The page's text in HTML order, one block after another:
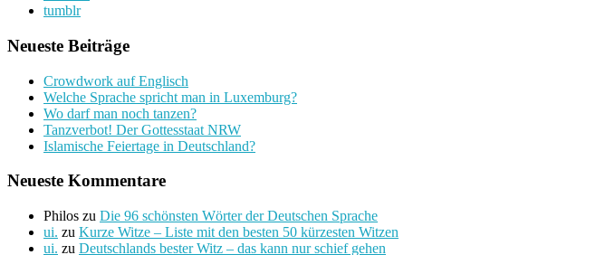
tumblr
Neueste Beiträge
Crowdwork auf Englisch
Welche Sprache spricht man in Luxemburg?
Wo darf man noch tanzen?
Tanzverbot! Der Gottesstaat NRW
Islamische Feiertage in Deutschland?
Neueste Kommentare
Philos zu Die 96 schönsten Wörter der Deutschen Sprache
ui. zu Kurze Witze – Liste mit den besten 50 kürzesten Witzen
ui. zu Deutschlands bester Witz – das kann nur schief gehen